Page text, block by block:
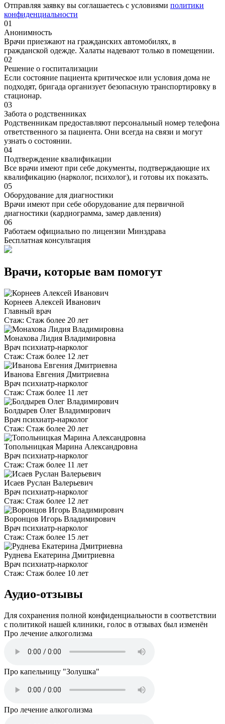
Отправляя заявку вы соглашаетесь с условиями политики
конфиденциальности
01
Анонимность
Врачи приезжают на гражданских автомобилях, в
гражданской одежде. Халаты надевают только в помещении.
02
Решение о госпитализации
Если состояние пациента критическое или условия дома не
подходят, бригада организует безопасную транспортировку в
стационар.
03
Забота о родственниках
Родственникам предоставляют персональный номер телефона
ответственного за пациента. Они всегда на связи и могут
узнать о состоянии.
04
Подтверждение квалификации
Все врачи имеют при себе документы, подтверждающие их
квалификацию (нарколог, психолог), и готовы их показать.
05
Оборудование для диагностики
Врачи имеют при себе оборудование для первичной
диагностики (кардиограмма, замер давления)
06
Работаем официально по лицензии Минздрава
Бесплатная консультация
Врачи, которые вам помогут
Корнеев Алексей Иванович
Главный врач
Стаж: Стаж более 20 лет
Монахова Лидия Владимировна
Врач психиатр-нарколог
Стаж: Стаж более 12 лет
Иванова Евгения Дмитриевна
Врач психиатр-нарколог
Стаж: Стаж более 11 лет
Болдырев Олег Владимирович
Врач психиатр-нарколог
Стаж: Стаж более 20 лет
Топольницкая Марина Александровна
Врач психиатр-нарколог
Стаж: Стаж более 11 лет
Исаев Руслан Валерьевич
Врач психиатр-нарколог
Стаж: Стаж более 12 лет
Воронцов Игорь Владимирович
Врач психиатр-нарколог
Стаж: Стаж более 15 лет
Руднева Екатерина Дмитриевна
Врач психиатр-нарколог
Стаж: Стаж более 10 лет
Аудио-отзывы
Для сохранения полной конфиденциальности в соответствии
с политикой нашей клиники, голос в отзывах был изменён
Про лечение алкоголизма
Про капельницу "Золушка"
Про лечение алкоголизма